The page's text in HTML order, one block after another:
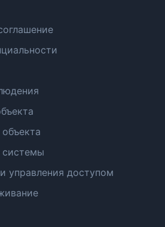
управления доступом